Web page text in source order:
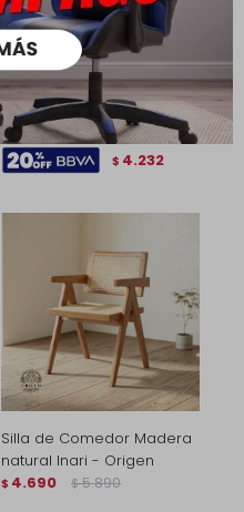
Silla de comedor Metal
cromado Bauhaus -
Origen
$5.290 $ 7.290
$3.703
$ 4.232
Silla de Comedor Madera
natural Inari - Origen
$ 4.690 $ 5.890